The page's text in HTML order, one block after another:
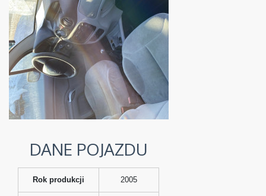
DANE POJAZDU
Rok produkcji 2005